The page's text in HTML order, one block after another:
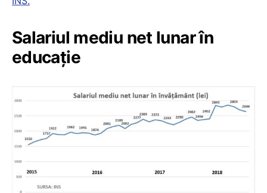
Salariul mediu net lunar în
educaţie